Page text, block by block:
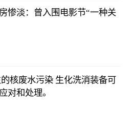
惨淡：曾入围电影节“一种关
核废水污染 生化洗消装备可
对和处理。